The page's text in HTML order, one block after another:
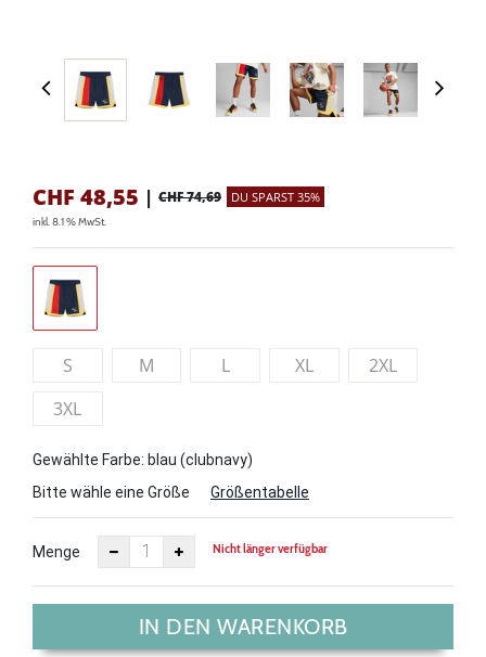
CHF 48,55 | CHF 74,69 DU SPARST 35%
inkl. 8.1 % MwSt.
S M L XL
2XL
3XL
Gewählte Farbe: blau (clubnavy)
Bitte wähle eine Größe
Größentabelle
Menge Nicht länger verfügbar
IN DEN WARENKORB